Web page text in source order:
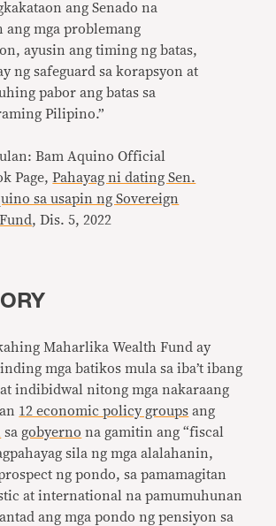
ang Senado na
ang mga problemang
ayusin ang timing ng batas,
ng safeguard sa korapsyon at
pabor ang batas sa
Pilipino.”
Bam Aquino Official
Page,Pahayag ni dating Sen.
sa usapin ng Sovereign
, Dis. 5, 2022
Maharlika Wealth Fund ay
mga batikos mula sa iba’t ibang
indibidwal nitong mga nakaraang
12 economic policy groups ang
sa gobyerno na gamitin ang “fiscal
sila ng mga alalahanin,
ng pondo, sa pamamagitan
at international na pamumuhunan
ang mga pondo ng pensiyon sa